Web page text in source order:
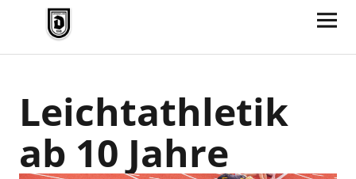
TV Jahn Duderstadt
Leichtathletik
ab 10 Jahre